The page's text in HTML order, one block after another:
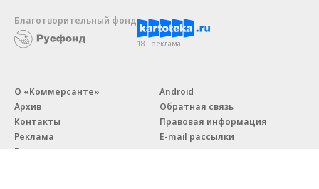
Благотворительный фонд
18+ реклама
О «Коммерсанте»
Архив
Контакты
Реклама
Вакансии
Android
Обратная связь
Правовая информация
E-mail рассылки